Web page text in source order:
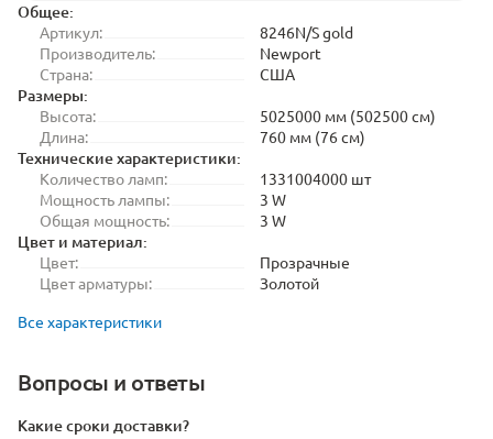
Общее:
Артикул:
8246N/S gold
Производитель:
Newport
Страна:
США
Размеры:
Высота:
5025000 мм (502500 см)
Длина:
760 мм (76 см)
Технические характеристики:
Количество ламп:
1331004000 шт
Мощность лампы:
3 W
Общая мощность:
3 W
Цвет и материал:
Цвет:
Прозрачные
Цвет арматуры:
Золотой
Все характеристики
Вопросы и ответы
Какие сроки доставки?